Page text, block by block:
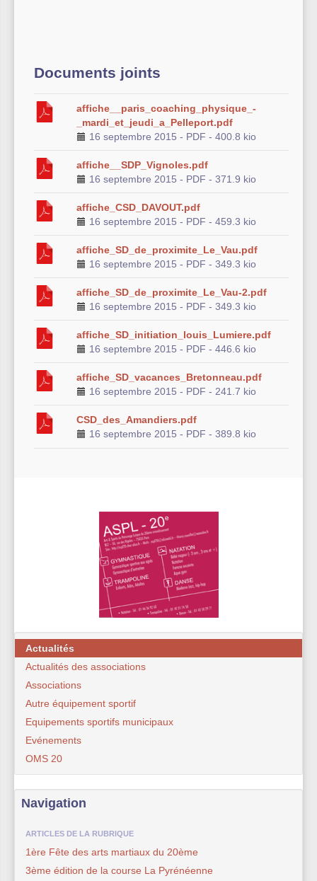
Documents joints
affiche__paris_coaching_physique_-
_mardi_et_jeudi_a_Pelleport.pdf
16 septembre 2015 - PDF - 400.8 kio
affiche__SDP_Vignoles.pdf
16 septembre 2015 - PDF - 371.9 kio
affiche_CSD_DAVOUT.pdf
16 septembre 2015 - PDF - 459.3 kio
affiche_SD_de_proximite_Le_Vau.pdf
16 septembre 2015 - PDF - 349.3 kio
affiche_SD_de_proximite_Le_Vau-2.pdf
16 septembre 2015 - PDF - 349.3 kio
affiche_SD_initiation_louis_Lumiere.pdf
16 septembre 2015 - PDF - 446.6 kio
affiche_SD_vacances_Bretonneau.pdf
16 septembre 2015 - PDF - 241.7 kio
CSD_des_Amandiers.pdf
16 septembre 2015 - PDF - 389.8 kio
Actualités
Actualités des associations
Associations
Autre équipement sportif
Equipements sportifs municipaux
Evénements
OMS 20
Navigation
ARTICLES DE LA RUBRIQUE
1ère Fête des arts martiaux du 20ème
3ème édition de la course La Pyrénéenne